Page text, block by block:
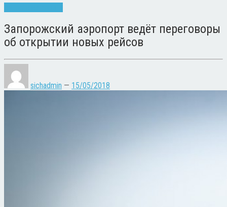
Запорожский аэропорт ведёт переговоры
об открытии новых рейсов
sichadmin — 15/05/2018